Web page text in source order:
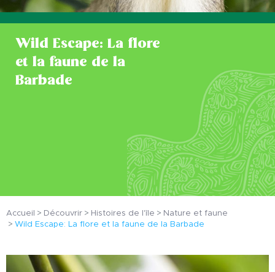
Wild Escape: La flore
et la faune de la
Barbade
Accueil Découvrir Histoires de l'île
Nature et faune
Wild Escape: La flore et la faune de la Barbade